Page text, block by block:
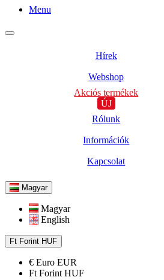
Menu
Hírek
Webshop
Akciós termékek
ÚJ
Rólunk
Információk
Kapcsolat
Magyar
Magyar
English
Ft Forint HUF
€ Euro EUR
Ft Forint HUF